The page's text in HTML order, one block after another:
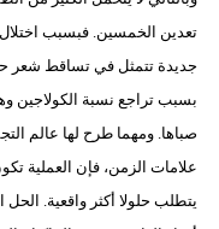
تعدين الخمسين. فبسبب اختلال
جديدة تتمثل في تساقط شعر
بسبب تراجع نسبة الكولاجين
صباها. ومهما طرح لها عالم
علامات الزمن، فإن العملية
يتطلب حلولا أكثر واقعية.